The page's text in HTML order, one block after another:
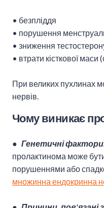
• безпліддя
• порушення
• зниження
• втрати кісткової маси
При великих пухлинах
нервів.
Чому виникає
● Генетичні фактори
пролактинома може
порушеннями або
множинна ендокринна